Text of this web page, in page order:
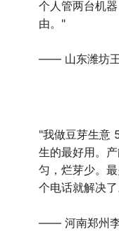
个人管两台机
由。"
—— 山东潍坊
"我做豆芽生意
生的最好用。
匀，烂芽少。
个电话就解决
—— 河南郑州